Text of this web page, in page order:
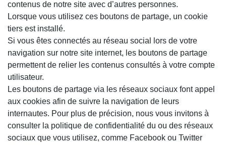
contenus de notre site avec d’autres personnes.
Lorsque vous utilisez ces boutons de partage, un cookie
tiers est installé.
Si vous êtes connectés au réseau social lors de votre
navigation sur notre site internet, les boutons de partage
permettent de relier les contenus consultés à votre compte
utilisateur.
Les boutons de partage via les réseaux sociaux font appel
aux cookies afin de suivre la navigation de leurs
internautes. Pour plus de précision, nous vous invitons à
consulter la politique de confidentialité du ou des réseaux
sociaux que vous utilisez, comme Facebook ou Twitter